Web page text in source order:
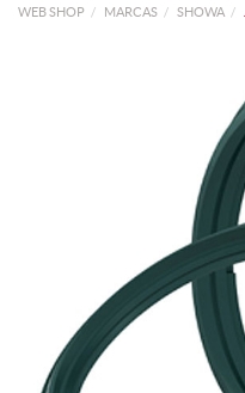
WEB SHOP MARCAS SHOWA